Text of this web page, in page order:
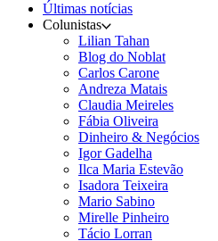
Últimas notícias
Colunistas
Lilian Tahan
Blog do Noblat
Carlos Carone
Andreza Matais
Claudia Meireles
Fábia Oliveira
Dinheiro & Negócios
Igor Gadelha
Ilca Maria Estevão
Isadora Teixeira
Mario Sabino
Mirelle Pinheiro
Tácio Lorran